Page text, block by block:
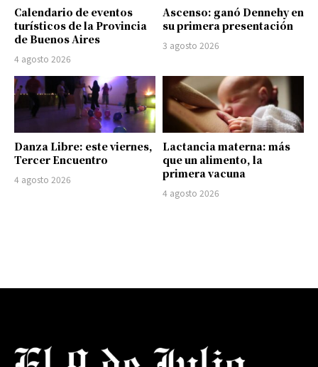
Calendario de eventos
turísticos de la Provincia
de Buenos Aires
4 agosto 2026
Ascenso: ganó Dennehy en
su primera presentación
3 agosto 2026
Danza Libre: este viernes,
Tercer Encuentro
4 agosto 2026
Lactancia materna: más
que un alimento, la
primera vacuna
4 agosto 2026